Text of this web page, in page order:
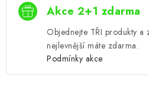
Akce 2+1 zdarma
Objednejte TŘI produkty a
nejlevnější máte zdarma.
Podmínky akce